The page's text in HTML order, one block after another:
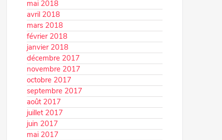
mai 2018
avril 2018
mars 2018
février 2018
janvier 2018
décembre 2017
novembre 2017
octobre 2017
septembre 2017
août 2017
juillet 2017
juin 2017
mai 2017